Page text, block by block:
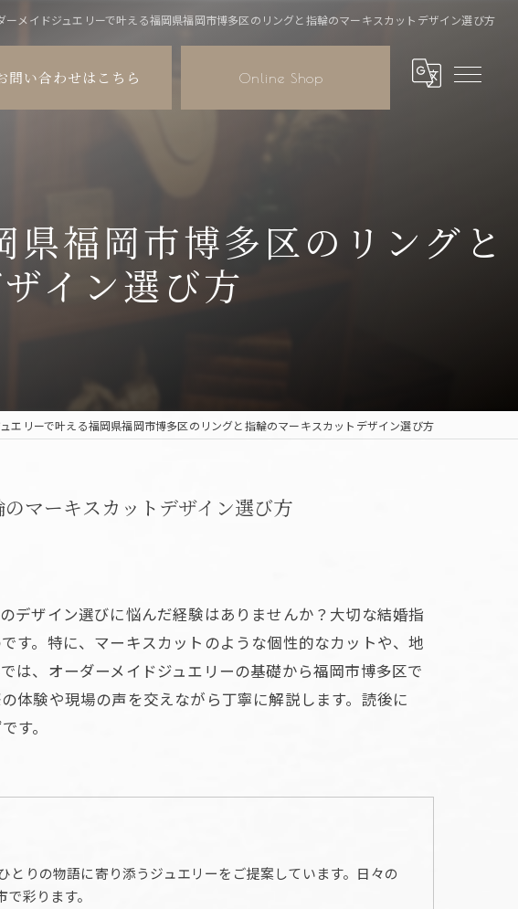
ーメイドジュエリーで叶える福岡県福岡市博多区のリングと指輪のマーキスカットデザイン選び方
問い合わせはこちら Online Shop
福岡市博多区のリングと
イン選び方
エリーで叶える福岡県福岡市博多区のリングと指輪のマーキスカットデザイン選び方
マーキスカットデザイン選び方
デザイン選びに悩んだ経験はありませんか？大切な結婚指
す。特に、マーキスカットのような個性的なカットや、地
は、オーダーメイドジュエリーの基礎から福岡市博多区で
体験や現場の声を交えながら丁寧に解説します。読後に
す。
りの物語に寄り添うジュエリーをご提案しています。日々の
彩ります。